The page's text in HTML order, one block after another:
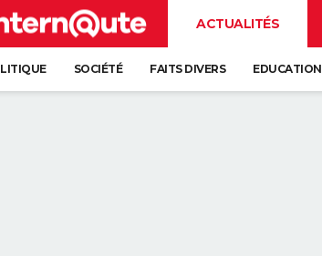
ACTUALITÉS
SOCIÉTÉ FAITS DIVERS EDUCATION